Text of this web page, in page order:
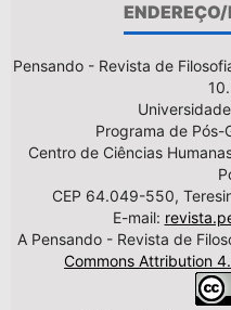
Pensando - Revista de
Programa de Pós-
Centro de Ciências
CEP 64.049-550,
E-mail:
A Pensando - Revista de
Commons Attribution